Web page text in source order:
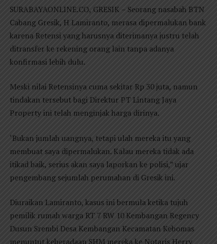
SURABAYAONLINE.CO, GRESIK – Seorang nasabah BTN
Cabang Gresik, H Lamiranto, merasa dipermalukan bank
karena Retensi yang harusnya diterimanya justru telah
ditransfer ke rekening orang lain tanpa adanya
konfirmasi lebih dulu.
Meski nilai Retensinya cuma sekitar Rp 30 juta, namun
tindakan tersebut bagi Direktur PT Lintang Jaya
Property ini telah menginjak harga dirinya.
‘Bukan jumlah uangnya, tetapi ulah mereka itu yang
membuat saya dipermalukan. Kalau mereka tidak ada
itikad baik, serius akan saya laporkan ke polisi,” ujar
pengembang sejumlah perumahan di Gresik ini.
Diuraikan Lamiranto, kasus ini bermula ketika tujuh
pemilik rumah warga RT 7 RW 10 Kembangan Regency
Dusun Srembi Desa Kembangan Kecamatan Kebomas
menuntut keberadaan SHM mereka ke Notaris Herry